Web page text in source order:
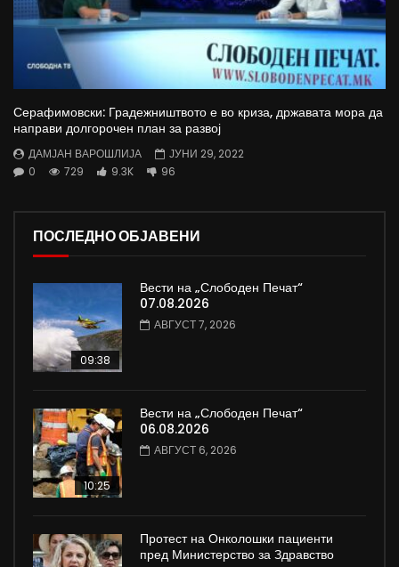
Серафимовски: Градежништвото е во криза, државата мора да
направи долгорочен план за развој
ДАМЈАН ВАРОШЛИЈА
ЈУНИ 29, 2022
0
729 9.3K 96
ПОСЛЕДНО ОБЈАВЕНИ
09:38
Вести на „Слободен Печат“
07.08.2026
АВГУСТ 7, 2026
10:25
Вести на „Слободен Печат“
06.08.2026
АВГУСТ 6, 2026
Протест на Онколошки пациенти
пред Министерство за Здравство